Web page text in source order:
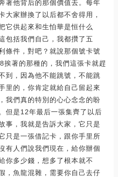
著他背后的那個價值去。每年
大家辦換了以后都不舍得用，
它供起來和生怕華是恒什么
包括我們自己，我都攢了五
條件，對吧？就說那個號卡號
挨著的那種的，我們這張卡就趕
到，因為他不能跳號，不能跳
里的，你肯定就給自己留起來
我們真的特別的心心念念的盼
但是12年最后一張集齊了以后
事，我就是告訴大家，它只是
只是一張借記卡，跟你手里所
有人們說我們現在，給你辦個
你多少錢，想多了根本就不
，魚龍混雜，需要你自己去仔